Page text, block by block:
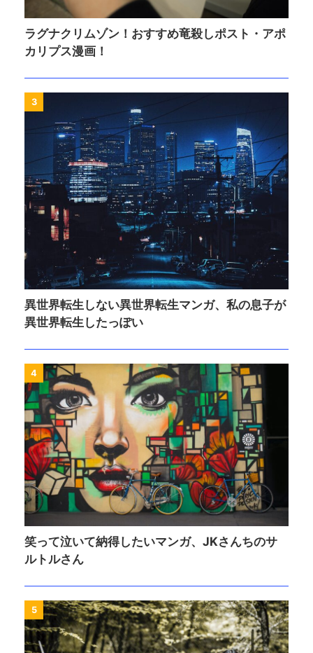
ラグナクリムゾン！おすすめ竜殺しポスト・アポ
カリプス漫画！
3
異世界転生しない異世界転生マンガ、私の息子が
異世界転生したっぽい
4
笑って泣いて納得したいマンガ、JKさんちのサ
ルトルさん
5